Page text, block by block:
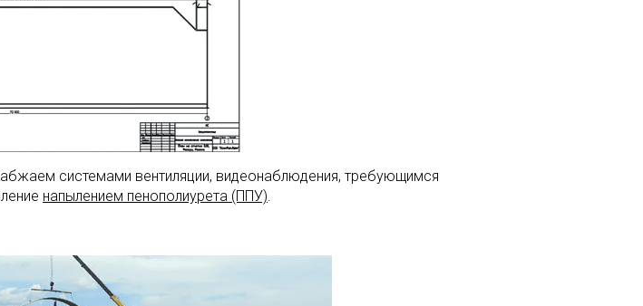
системами вентиляции, видеонаблюдения, требующимся
напылением пенополиурета (ППУ).